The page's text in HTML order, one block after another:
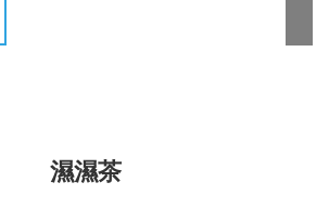
濕濕茶